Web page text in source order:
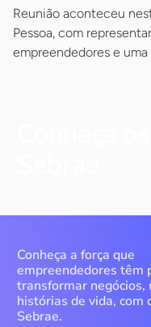
Reunião aconteceu
Pessoa, com
empreendedores e
Conheça a força que
empreendedores têm
transformar negócios,
histórias de vida, com
Sebrae.